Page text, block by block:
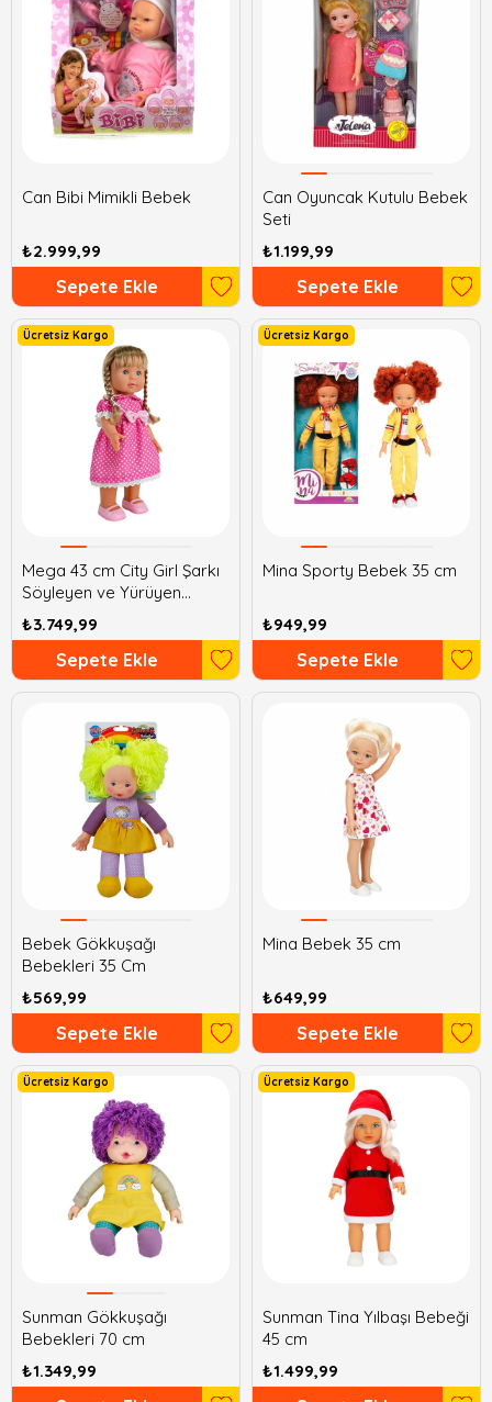
Can Bibi Mimikli Bebek
₺2.999,99
Sepete Ekle
Can Oyuncak Kutulu Bebek
Seti
₺1.199,99
Sepete Ekle
Mega 43 cm City Girl Şarkı
Söyleyen ve Yürüyen
Bebek
₺3.749,99
Ücretsiz Kargo
Sepete Ekle
Mina Sporty Bebek 35 cm
₺949,99
Ücretsiz Kargo
Sepete Ekle
Bebek Gökkuşağı
Bebekleri 35 Cm
₺569,99
Sepete Ekle
Mina Bebek 35 cm
₺649,99
Sepete Ekle
Sunman Gökkuşağı
Bebekleri 70 cm
₺1.349,99
Ücretsiz Kargo
Sunman Tina Yılbaşı Bebeği
45 cm
₺1.499,99
Ücretsiz Kargo